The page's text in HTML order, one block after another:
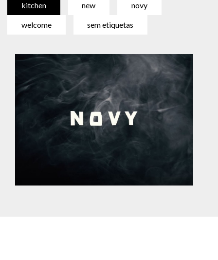
kitchen new novy
welcome sem etiquetas